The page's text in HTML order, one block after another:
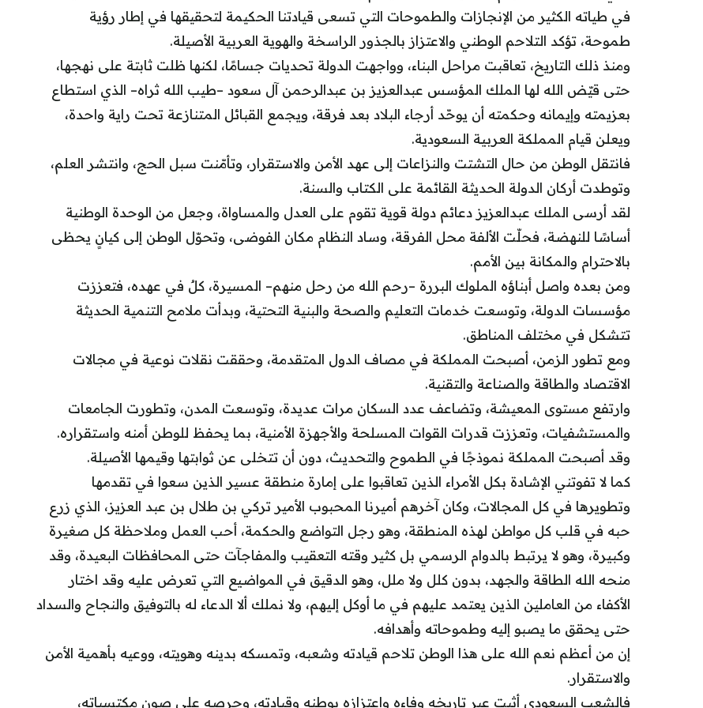
في طياته الكثير من الإنجازات والطموحات التي تسعى قيادتنا الحكيمة لتحقيقها في إطار رؤية
طموحة، تؤكد التلاحم الوطني والاعتزاز بالجذور الراسخة والهوية العربية الأصيلة.
ومنذ ذلك التاريخ، تعاقبت مراحل البناء، وواجهت الدولة تحديات جسامًا، لكنها ظلت ثابتة على نهجها،
حتى قيّض الله لها الملك المؤسس عبدالعزيز بن عبدالرحمن آل سعود –طيب الله ثراه– الذي استطاع
بعزيمته وإيمانه وحكمته أن يوحّد أرجاء البلاد بعد فرقة، ويجمع القبائل المتنازعة تحت راية واحدة،
ويعلن قيام المملكة العربية السعودية.
فانتقل الوطن من حال التشتت والنزاعات إلى عهد الأمن والاستقرار، وتأمّنت سبل الحج، وانتشر العلم،
وتوطدت أركان الدولة الحديثة القائمة على الكتاب والسنة.
لقد أرسى الملك عبدالعزيز دعائم دولة قوية تقوم على العدل والمساواة، وجعل من الوحدة الوطنية
أساسًا للنهضة، فحلّت الألفة محل الفرقة، وساد النظام مكان الفوضى، وتحوّل الوطن إلى كيانٍ يحظى
بالاحترام والمكانة بين الأمم.
ومن بعده واصل أبناؤه الملوك البررة –رحم الله من رحل منهم– المسيرة، كلٌ في عهده، فتعززت
مؤسسات الدولة، وتوسعت خدمات التعليم والصحة والبنية التحتية، وبدأت ملامح التنمية الحديثة
تتشكل في مختلف المناطق.
ومع تطور الزمن، أصبحت المملكة في مصاف الدول المتقدمة، وحققت نقلات نوعية في مجالات
الاقتصاد والطاقة والصناعة والتقنية.
وارتفع مستوى المعيشة، وتضاعف عدد السكان مرات عديدة، وتوسعت المدن، وتطورت الجامعات
والمستشفيات، وتعززت قدرات القوات المسلحة والأجهزة الأمنية، بما يحفظ للوطن أمنه واستقراره.
وقد أصبحت المملكة نموذجًا في الطموح والتحديث، دون أن تتخلى عن ثوابتها وقيمها الأصيلة.
كما لا تفوتني الإشادة بكل الأمراء الذين تعاقبوا على إمارة منطقة عسير الذين سعوا في تقدمها
وتطويرها في كل المجالات، وكان آخرهم أميرنا المحبوب الأمير تركي بن طلال بن عبد العزيز، الذي زرع
حبه في قلب كل مواطن لهذه المنطقة، وهو رجل التواضع والحكمة، أحب العمل وملاحظة كل صغيرة
وكبيرة، وهو لا يرتبط بالدوام الرسمي بل كثير وقته التعقيب والمفاجآت حتى المحافظات البعيدة، وقد
منحه الله الطاقة والجهد، بدون كلل ولا ملل، وهو الدقيق في المواضيع التي تعرض عليه وقد اختار
الأكفاء من العاملين الذين يعتمد عليهم في ما أوكل إليهم، ولا نملك ألا الدعاء له بالتوفيق والنجاح والسداد
حتى يحقق ما يصبو إليه وطموحاته وأهدافه.
إن من أعظم نعم الله على هذا الوطن تلاحم قيادته وشعبه، وتمسكه بدينه وهويته، ووعيه بأهمية الأمن
والاستقرار.
فالشعب السعودي أثبت عبر تاريخه وفاءه واعتزازه بوطنه وقيادته، وحرصه على صون مكتسباته،